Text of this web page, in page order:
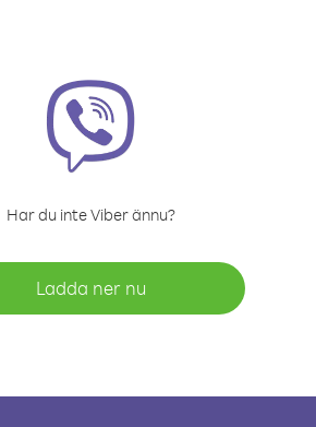
Har du inte Viber ännu?
Ladda ner nu